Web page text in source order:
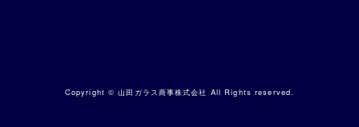
Copyright ©山田ガラス商事株式会社 All Rights reserved.